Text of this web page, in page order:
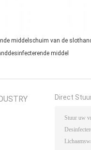
middelschuim van de
middel
Direct